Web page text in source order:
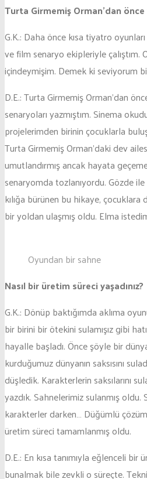
Turta Girmemiş Orman’dan önce
G.K.: Daha önce kısa tiyatro
ve film senaryo ekipleriyle çalıştım.
içindeymişim. Demek ki seviyorum
D.E.: Turta Girmemiş Orman’dan
senaryoları yazmıştım. Sinema
projelerimden birinin çocuklarla
Turta Girmemiş Orman’daki dev
umutlandırmış ancak hayata
senaryomda tozlanıyordu. Gözde
kılığa bürünen bu hikaye,
bir yoldan ulaşmış oldu. Elma
Oyundan bir sahne
Nasıl bir üretim süreci yaşadınız?
G.K.: Dönüp baktığımda aklıma
bir birini bir ötekini sulamışız gibi
hayalle başladı. Önce şöyle bir
kurduğumuz dünyanın saksısını
düşledik. Karakterlerin saksılarını
yazdık. Sahnelerimiz sulanmış
karakterler darken… Düğümlü
üretim süreci tamamlanmış oldu.
D.E.: En kısa tanımıyla eğlenceli bir
bunalmak bile zevkli o süreçte.